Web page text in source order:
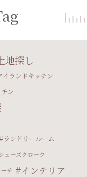
地探し
イランドキッチン
ン
ランドリールーム
ューズクローク
チ インテリア